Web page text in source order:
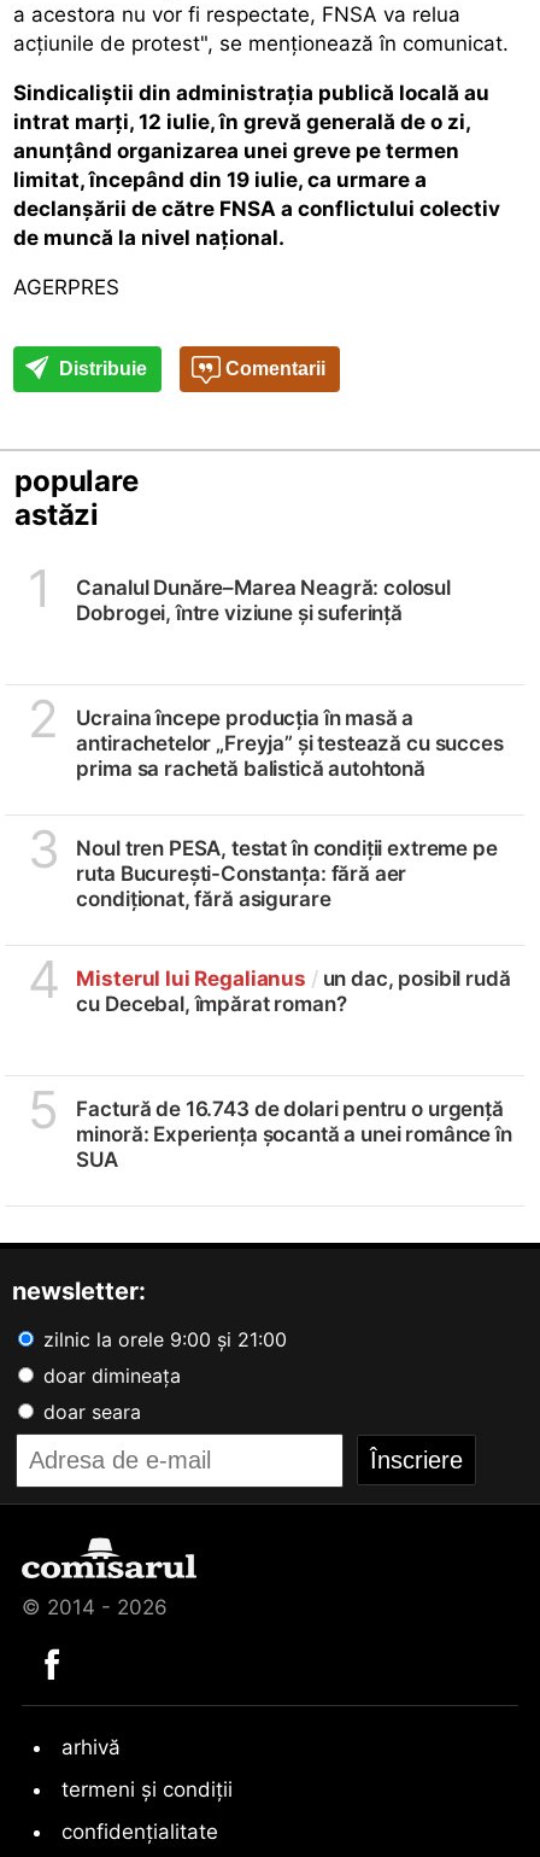
a acestora nu vor fi respectate, FNSA va relua
acțiunile de protest", se menționează în comunicat.
Sindicaliștii din administrația publică locală au
intrat marți, 12 iulie, în grevă generală de o zi,
anunțând organizarea unei greve pe termen
limitat, începând din 19 iulie, ca urmare a
declanșării de către FNSA a conflictului colectiv
de muncă la nivel național.
AGERPRES
Distribuie Comentarii
populare
astăzi
1
Canalul Dunăre–Marea Neagră: colosul
Dobrogei, între viziune și suferință
2
Ucraina începe producția în masă a
antirachetelor „Freyja” și testează cu succes
prima sa rachetă balistică autohtonă
3
Noul tren PESA, testat în condiții extreme pe
ruta București-Constanța: fără aer
condiționat, fără asigurare
4 Misterul lui Regalianus /un dac, posibil rudă
cu Decebal, împărat roman?
5
Factură de 16.743 de dolari pentru o urgență
minoră: Experiența șocantă a unei românce în
SUA
newsletter:
zilnic la orele 9:00 și 21:00
doar dimineața
doar seara
© 2014 - 2026
arhivă
termeni și condiții
confidențialitate